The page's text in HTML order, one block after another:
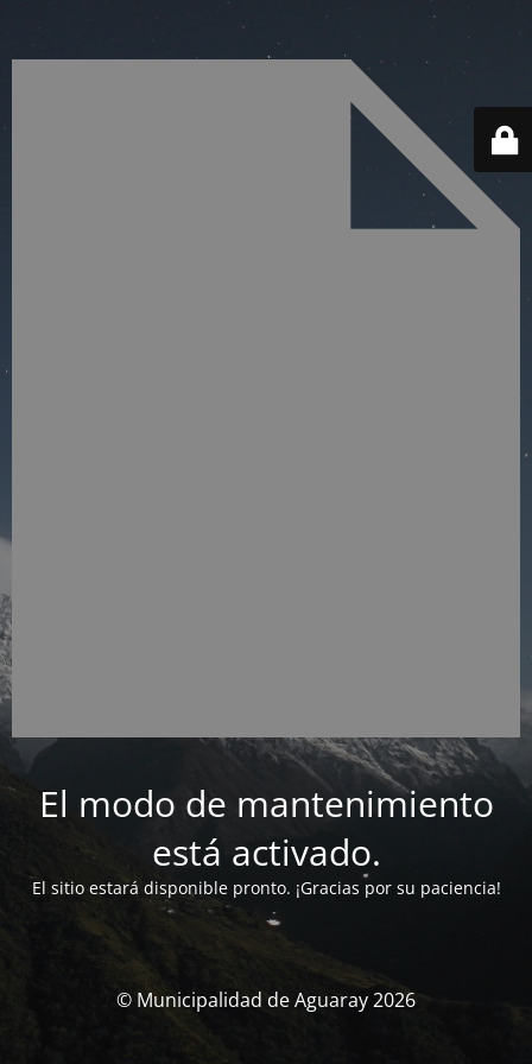
El modo de mantenimiento
está activado.
El sitio estará disponible pronto. ¡Gracias por su paciencia!
© Municipalidad de Aguaray 2026